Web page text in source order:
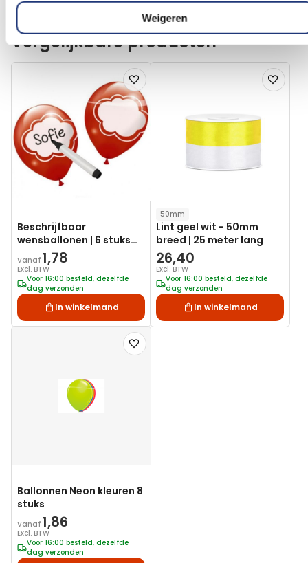
Weigeren
Vergelijkbare producten
Voeg
toe
aan
verlanglijst
Beschrijfbaar
wensballonen | 6 stuks
kleurenmix
Vanaf 1,78
Excl. BTW
Voor 16:00 besteld, dezelfde
dag verzonden
In winkelmand
Voeg
toe
50mm
Lint geel wit - 50mm
breed | 25 meter lang
26,40
Excl. BTW
Voor 16:00 besteld, dezelfde
dag verzonden
In winkelmand
Voeg
toe
Ballonnen Neon kleuren 8
stuks
Vanaf 1,86
Excl. BTW
Voor 16:00 besteld, dezelfde
dag verzonden